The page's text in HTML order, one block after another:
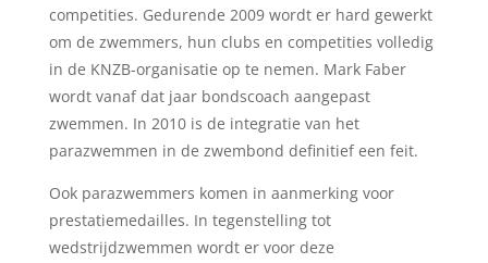
competities. Gedurende 2009 wordt er hard gewerkt
om de zwemmers, hun clubs en competities volledig
in de KNZB-organisatie op te nemen. Mark Faber
wordt vanaf dat jaar bondscoach aangepast
zwemmen. In 2010 is de integratie van het
parazwemmen in de zwembond definitief een feit.
Ook parazwemmers komen in aanmerking voor
prestatiemedailles. In tegenstelling tot
wedstrijdzwemmen wordt er voor deze